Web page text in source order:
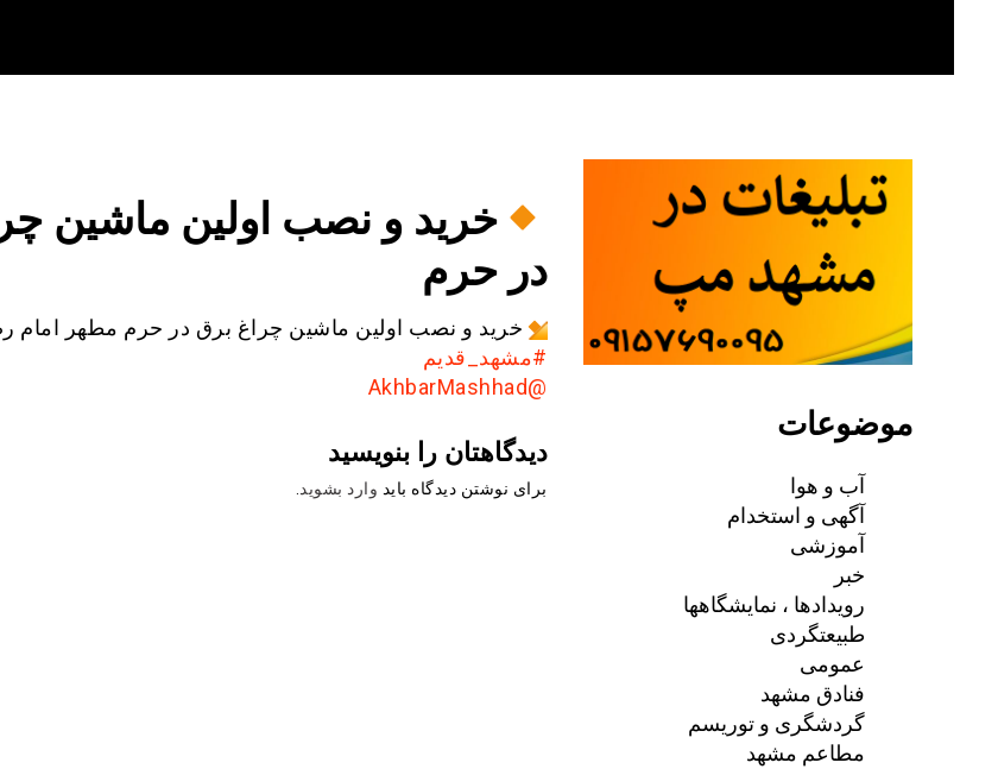
content
خرید و نصب اولین ماشین
در حرم
خرید و نصب اولین ماشین چراغ برق در حرم مطهر امام
#مشهد_قدیم
@AkhbarMashhad
دیدگاهتان را بنویسید
برای نوشتن دیدگاه باید وارد بشوید
موضوعات
آب و هوا
آگهی و استخدام
آموزشی
خبر
رویدادها ، نمایشگاهها
طبیعتگردی
عمومی
فنادق مشهد
گردشگری و توریسم
مطاعم مشهد